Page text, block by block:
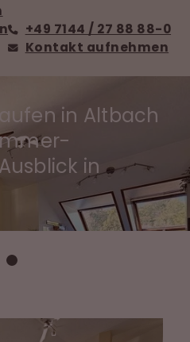
+49 7144 / 27 88 88-0
Kontakt aufnehmen
in Altbach
in